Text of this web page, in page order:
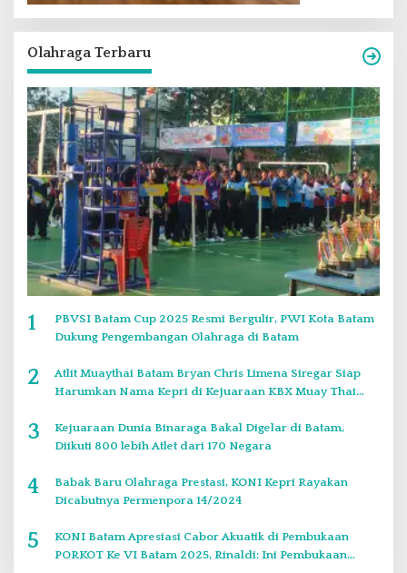
Olahraga Terbaru
1
PBVSI Batam Cup 2025 Resmi Bergulir, PWI Kota Batam
Dukung Pengembangan Olahraga di Batam
2
Atlit Muaythai Batam Bryan Chris Limena Siregar Siap
Harumkan Nama Kepri di Kejuaraan KBX Muay Thai
3
Kejuaraan Dunia Binaraga Bakal Digelar di Batam,
Diikuti 800 lebih Atlet dari 170 Negara
4
Babak Baru Olahraga Prestasi, KONI Kepri Rayakan
Dicabutnya Permenpora 14/2024
5
KONI Batam Apresiasi Cabor Akuatik di Pembukaan
PORKOT Ke VI Batam 2025, Rinaldi: Ini Pembukaan